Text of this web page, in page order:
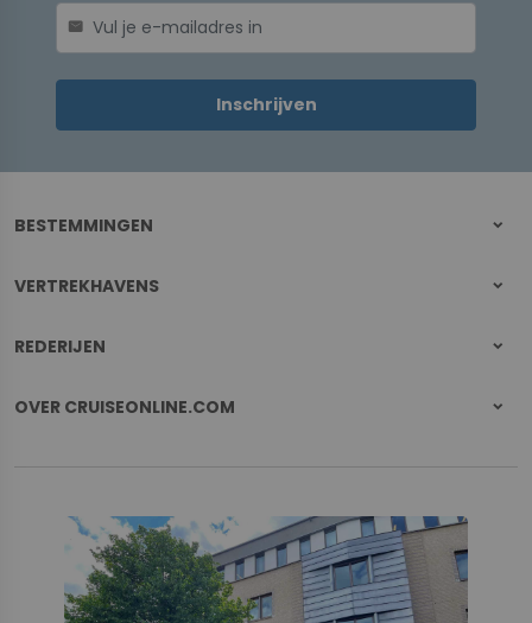
mail
Inschrijven
BESTEMMINGEN
VERTREKHAVENS
REDERIJEN
OVER CRUISEONLINE.COM